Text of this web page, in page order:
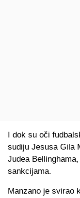
I dok su oči
sudiju Jesusa Gila
Judea
sankcijama.
Manzano je svirao